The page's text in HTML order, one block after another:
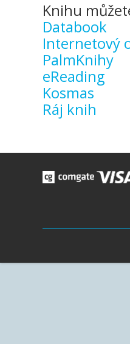
Knihu
Databook
Internetový
PalmKnihy
eReading
Kosmas
Ráj knih